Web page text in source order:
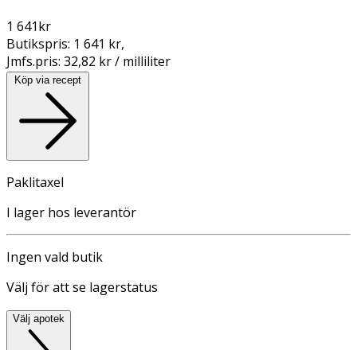
1 641kr
Butikspris: 1 641 kr,
Jmfs.pris: 32,82 kr / milliliter
Köp via recept
Paklitaxel
I lager hos leverantör
Ingen vald butik
Välj för att se lagerstatus
Välj apotek